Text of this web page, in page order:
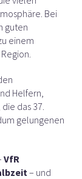
Bei
guten
einem
Helfern,
das 37.
gelungenen
VfR
– und